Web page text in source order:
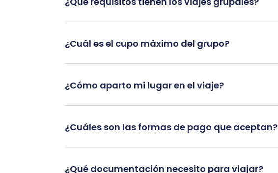
¿Cuál es el cupo máximo del grupo?
¿Cómo aparto mi lugar en el viaje?
¿Cuáles son las formas de pago que aceptan?
¿Qué documentación necesito para viajar?